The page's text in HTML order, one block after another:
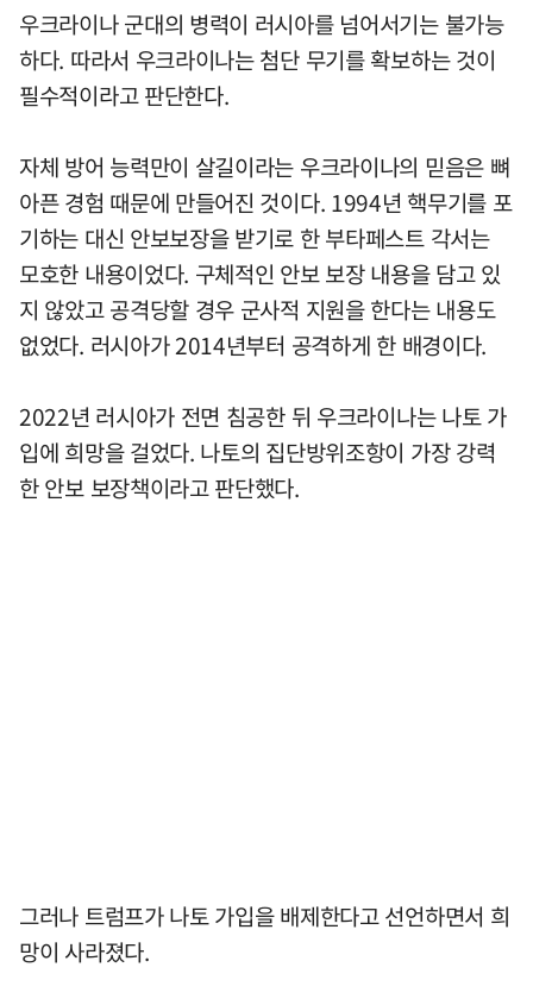
우크라이나 군대의 병력이 러시아를 넘어서기는 불가능
하다. 따라서 우크라이나는 첨단 무기를 확보하는 것이
필수적이라고 판단한다.
자체 방어 능력만이 살길이라는 우크라이나의 믿음은 뼈
아픈 경험 때문에 만들어진 것이다. 1994년 핵무기를 포
기하는 대신 안보보장을 받기로 한 부타페스트 각서는
모호한 내용이었다. 구체적인 안보 보장 내용을 담고 있
지 않았고 공격당할 경우 군사적 지원을 한다는 내용도
없었다. 러시아가 2014년부터 공격하게 한 배경이다.
2022년 러시아가 전면 침공한 뒤 우크라이나는 나토 가
입에 희망을 걸었다. 나토의 집단방위조항이 가장 강력
한 안보 보장책이라고 판단했다.
그러나 트럼프가 나토 가입을 배제한다고 선언하면서 희
망이 사라졌다.